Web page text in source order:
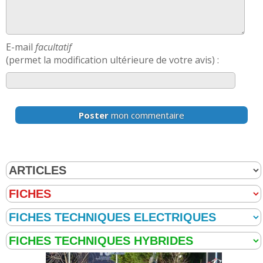
150 ch.
FIABILITEde cette motorisation1.8 TSI>>
LesAVISsur la déclinaison1.8 TSI>>
E-mail facultatif
(permet la modification ultérieure de votre avis) :
Poster mon commentaire